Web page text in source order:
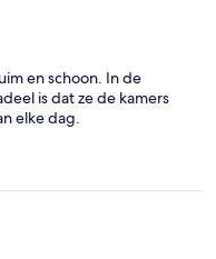
en schoon. In de
is dat ze de kamers
elke dag.